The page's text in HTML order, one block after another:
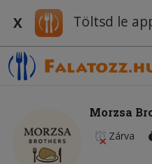
X Töltsd le
Morzsa
Zárva